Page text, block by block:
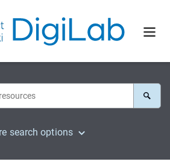
search options